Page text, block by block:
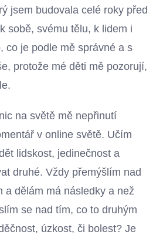
jsem budovala celé roky před
sobě, svému tělu, k lidem i
co je podle mě správné a s
protože mé děti mě pozorují,
na světě mě nepřinutí
v online světě. Učím
lidskost, jedinečnost a
druhé. Vždy přemýšlím nad
a dělám má následky a než
se nad tím, co to druhým
úzkost, či bolest? Je